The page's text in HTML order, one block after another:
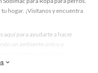
hogar. ¡Visítanos y encuentra
aquí para ayudarte a hacer
un ambiente único y
espacio más tú.